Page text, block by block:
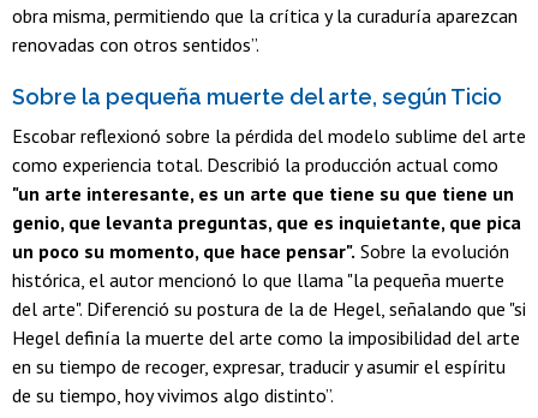
obra misma, permitiendo que la crítica y la curaduría aparezcan
renovadas con otros sentidos”.
Sobre la pequeña muerte del arte, según Ticio
Escobar reflexionó sobre la pérdida del modelo sublime del arte
como experiencia total. Describió la producción actual como
"un arte interesante, es un arte que tiene su que tiene un
genio, que levanta preguntas, que es inquietante, que pica
un poco su momento, que hace pensar". Sobre la evolución
histórica, el autor mencionó lo que llama "la pequeña muerte
del arte". Diferenció su postura de la de Hegel, señalando que "si
Hegel definía la muerte del arte como la imposibilidad del arte
en su tiempo de recoger, expresar, traducir y asumir el espíritu
de su tiempo, hoy vivimos algo distinto”.